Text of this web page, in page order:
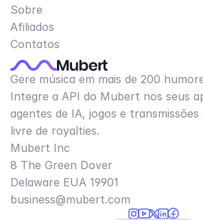
Sobre
Afiliados
Contatos
Gere música em mais de 200
Integre a API do Mubert nos seus
agentes de IA, jogos e transmissões
livre de royalties.
Mubert Inc
8 The Green Dover
Delaware EUA 19901​
business@mubert.com